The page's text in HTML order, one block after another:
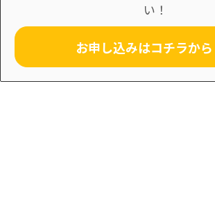
い！
お申し込みはコチラから